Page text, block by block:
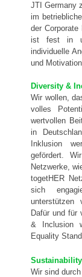
JTI Germany
im
der
ist fest in
individuelle
und
Diversity &
Wir wollen,
volles
wertvollen
in
Inklusion
gefördert.
Netzwerke,
togetHER
sich
unterstützen
Dafür und für
& Inclusion
Equality
Wir sind